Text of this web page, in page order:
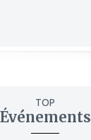
TOP
Événements